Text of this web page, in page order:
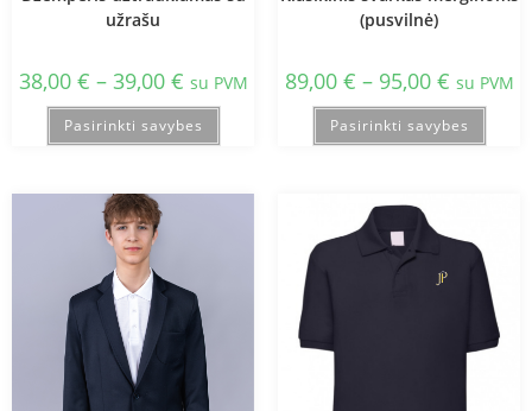
užrašu
38,00 € – 39,00 € su PVM
Pasirinkti savybes
(pusvilnė)
89,00 € – 95,00 € su PVM
Pasirinkti savybes